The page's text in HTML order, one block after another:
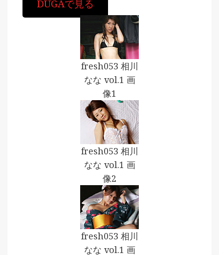
DUGAで見る
fresh053 相川
なな vol.1 画
像1
fresh053 相川
なな vol.1 画
像2
fresh053 相川
なな vol.1 画